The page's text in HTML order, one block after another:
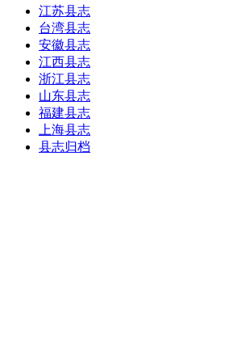
江苏县志
台湾县志
安徽县志
江西县志
浙江县志
山东县志
福建县志
上海县志
县志归档